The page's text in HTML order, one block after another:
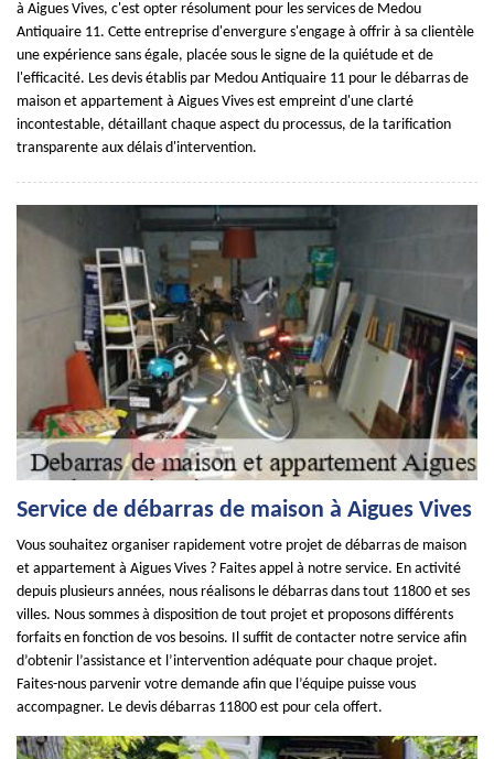
à Aigues Vives, c'est opter résolument pour les services de Medou
Antiquaire 11. Cette entreprise d'envergure s'engage à offrir à sa clientèle
une expérience sans égale, placée sous le signe de la quiétude et de
l'efficacité. Les devis établis par Medou Antiquaire 11 pour le débarras de
maison et appartement à Aigues Vives est empreint d'une clarté
incontestable, détaillant chaque aspect du processus, de la tarification
transparente aux délais d'intervention.
Service de débarras de maison à Aigues Vives
Vous souhaitez organiser rapidement votre projet de débarras de maison
et appartement à Aigues Vives ? Faites appel à notre service. En activité
depuis plusieurs années, nous réalisons le débarras dans tout 11800 et ses
villes. Nous sommes à disposition de tout projet et proposons différents
forfaits en fonction de vos besoins. Il suffit de contacter notre service afin
d’obtenir l’assistance et l’intervention adéquate pour chaque projet.
Faites-nous parvenir votre demande afin que l’équipe puisse vous
accompagner. Le devis débarras 11800 est pour cela offert.